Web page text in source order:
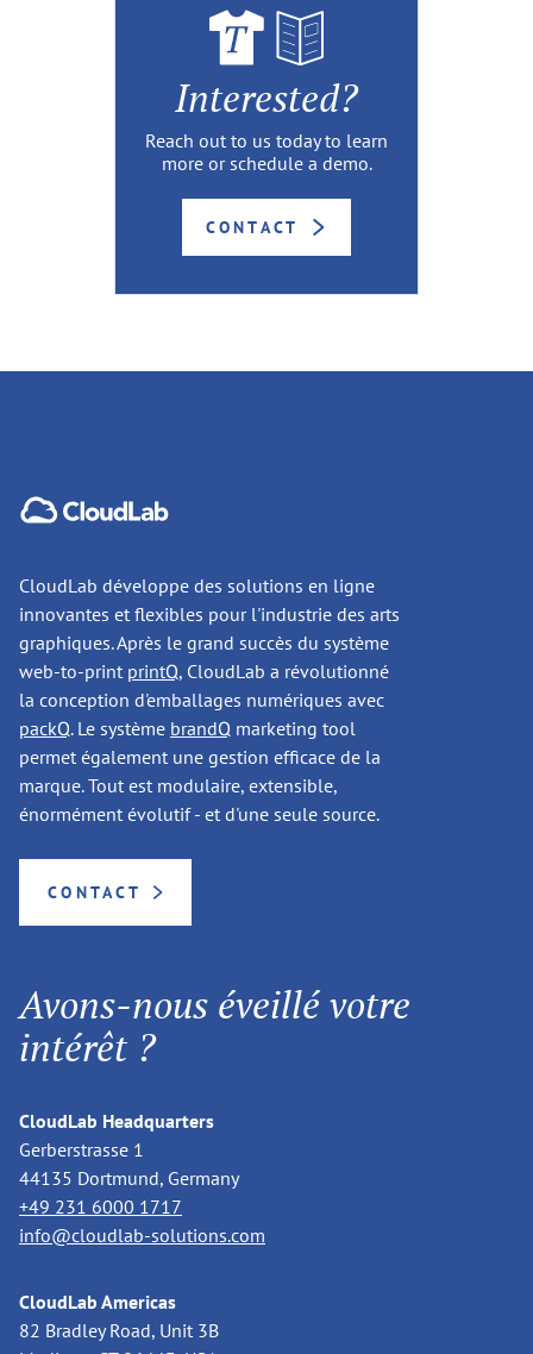
Interested?
Reach out to us today to learn
more or schedule a demo.
CONTACT
CloudLab développe des solutions en ligne
innovantes et flexibles pour l'industrie des arts
graphiques. Après le grand succès du système
web-to-print printQ, CloudLab a révolutionné
la conception d'emballages numériques avec
packQ. Le système brandQ marketing tool
permet également une gestion efficace de la
marque. Tout est modulaire, extensible,
énormément évolutif - et d'une seule source.
CONTACT
Avons-nous éveillé votre
intérêt ?
CloudLab Headquarters
Gerberstrasse 1
44135 Dortmund, Germany
+49 231 6000 1717
info@cloudlab-solutions.com
CloudLab Americas
82 Bradley Road, Unit 3B